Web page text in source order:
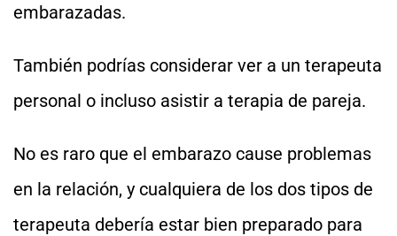
embarazadas.
También podrías considerar ver a un terapeuta
personal o incluso asistir a terapia de pareja.
No es raro que el embarazo cause problemas
en la relación, y cualquiera de los dos tipos de
terapeuta debería estar bien preparado para